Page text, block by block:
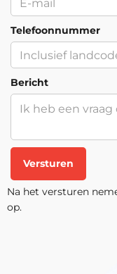
Telefoonnummer
Bericht
Versturen
Na het versturen
op.